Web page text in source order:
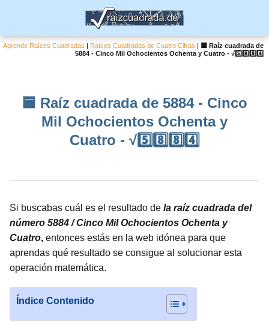
Aprende Raíces Cuadradas | Raíces Cuadradas de Cuatro Cifras |
🟦 Raíz cuadrada de
5884 - Cinco Mil Ochocientos Ochenta y Cuatro - √5️⃣8️⃣8️⃣4️⃣
🟦 Raíz cuadrada de 5884 - Cinco
Mil Ochocientos Ochenta y
Cuatro - √5️⃣8️⃣8️⃣4️⃣
Si buscabas cuál es el resultado de la raíz cuadrada del
número 5884 / Cinco Mil Ochocientos Ochenta y
Cuatro, entonces estás en la web idónea para que
aprendas qué resultado se consigue al solucionar esta
operación matemática.
Índice Contenido